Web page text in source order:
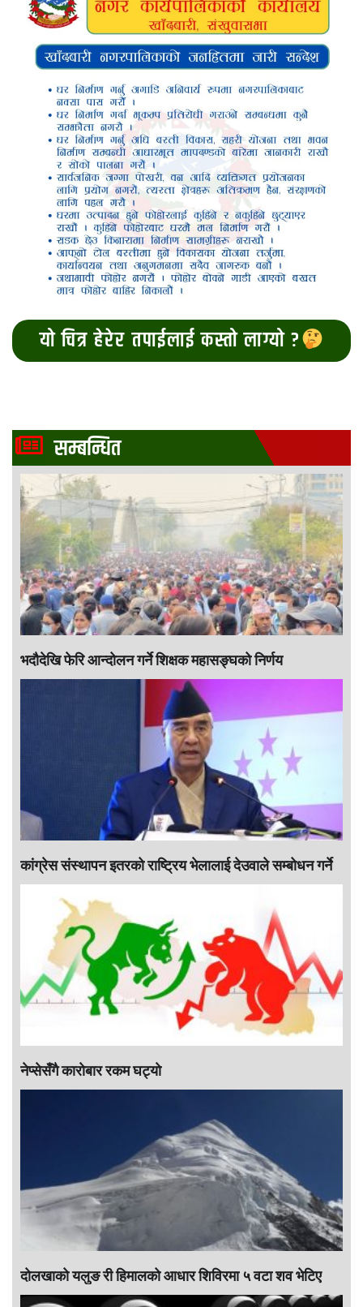
यो चित्र हेरेर तपाईलाई कस्तो लाग्यो ?
सम्बन्धित
भदौदेखि फेरि आन्दोलन गर्ने शिक्षक महासङ्घको निर्णय
कांग्रेस संस्थापन इतरको राष्ट्रिय भेलालाई देउवाले सम्बोधन गर्ने
नेप्सेसँगै काराेबार रकम घट्याे
दोलखाको यलुङ री हिमालको आधार शिविरमा ५ वटा शव भेटिए